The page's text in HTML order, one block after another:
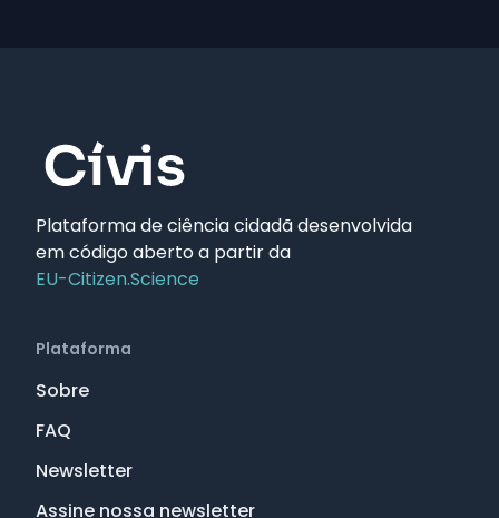
Plataforma de ciência cidadã desenvolvida
em código aberto a partir da
EU-Citizen.Science
Plataforma
Sobre
FAQ
Newsletter
Assine nossa newsletter